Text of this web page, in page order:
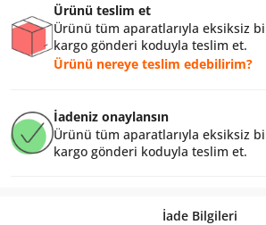
Ürünü teslim et
Ürünü tüm aparatlarıyla eksiksiz
kargo gönderi koduyla teslim et.
Ürünü nereye teslim edebilirim?
İadeniz onaylansın
Ürünü tüm aparatlarıyla eksiksiz
kargo gönderi koduyla teslim et.
İade Bilgileri